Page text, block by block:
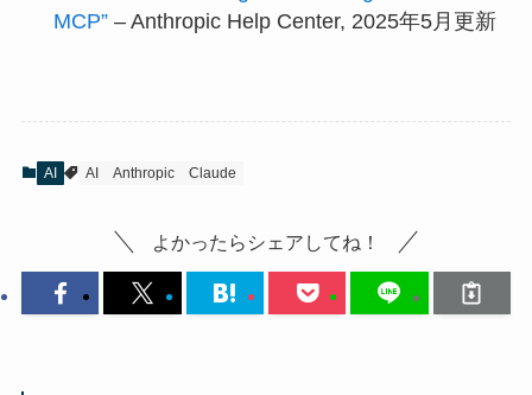
MCP”– Anthropic Help Center, 2025年5月更新
AI AI Anthropic Claude
よかったらシェアしてね！